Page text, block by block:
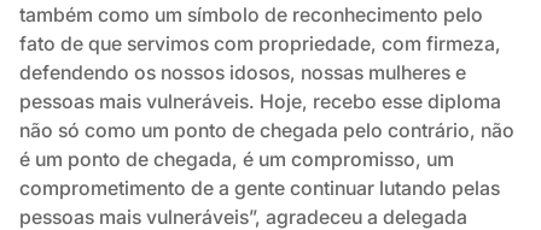
também como um símbolo de reconhecimento pelo
fato de que servimos com propriedade, com firmeza,
defendendo os nossos idosos, nossas mulheres e
pessoas mais vulneráveis. Hoje, recebo esse diploma
não só como um ponto de chegada pelo contrário, não
é um ponto de chegada, é um compromisso, um
comprometimento de a gente continuar lutando pelas
pessoas mais vulneráveis”, agradeceu a delegada